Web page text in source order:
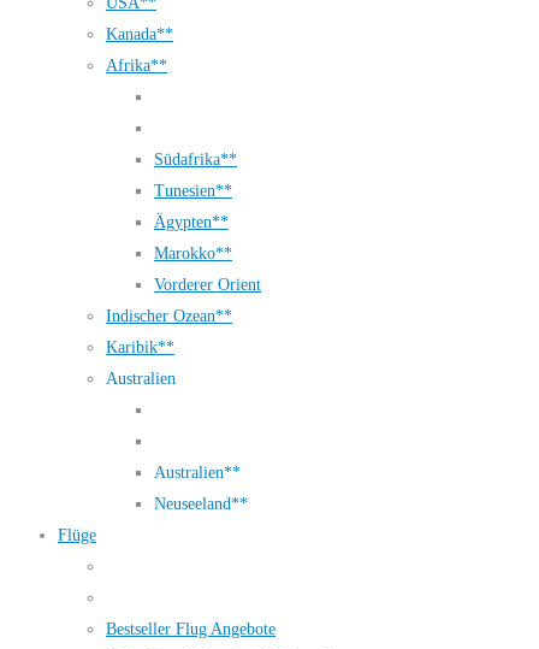
Kanada**
Afrika**
Südafrika**
Tunesien**
Ägypten**
Marokko**
Vorderer Orient
Indischer Ozean**
Karibik**
Australien
Australien**
Neuseeland**
Flüge
Bestseller Flug Angebote